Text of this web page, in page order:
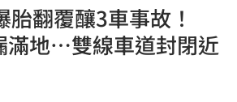
翻覆釀3車事故！
滿地…雙線車道封閉近